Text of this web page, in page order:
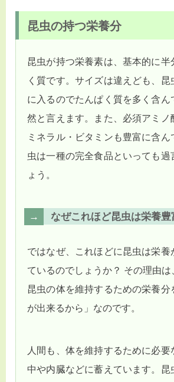
昆虫の持つ栄養分
昆虫が持つ栄養素は、基本的に半
く質です。サイズは違えども、
に入るのでたんぱく質を多く含ん
然と言えます。また、必須アミノ
ミネラル・ビタミンも豊富に含ん
虫は一種の完全食品といっても過
ょう。
なぜこれほど昆虫は栄養豊
ではなぜ、これほどに昆虫は栄養
ているのでしょうか？ その理由は
昆虫の体を維持するための栄養分
が出来るから」なのです。
人間も、体を維持するために必要
中や内臓などに蓄えています。昆